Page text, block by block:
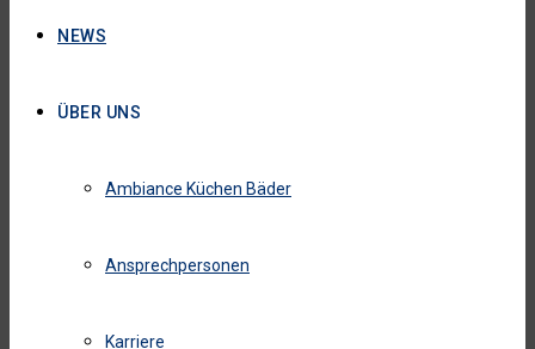
NEWS
ÜBER UNS
Ambiance Küchen Bäder
Ansprechpersonen
Karriere